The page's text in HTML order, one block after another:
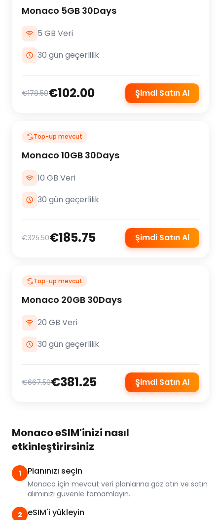
Monaco 5GB 30Days
5 GB Veri
30 gün geçerlilik
€178.50€102.00 Şimdi Satın Al
Top-up mevcut
Monaco 10GB 30Days
10 GB Veri
30 gün geçerlilik
€325.50€185.75 Şimdi Satın Al
Top-up mevcut
Monaco 20GB 30Days
20 GB Veri
30 gün geçerlilik
€667.50€381.25 Şimdi Satın Al
Monaco eSIM'inizi nasıl
etkinleştirirsiniz
1 Planınızı seçin
Monaco için mevcut veri planlarına göz atın ve satın
alımınızı güvenle tamamlayın.
2 eSIM'i yükleyin